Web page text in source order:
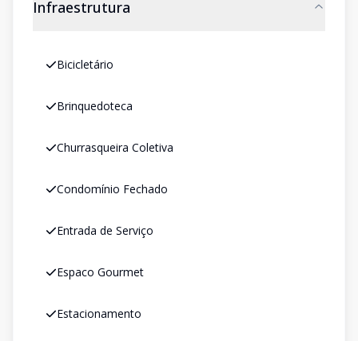
Infraestrutura
Bicicletário
Brinquedoteca
Churrasqueira Coletiva
Condomínio Fechado
Entrada de Serviço
Espaco Gourmet
Estacionamento